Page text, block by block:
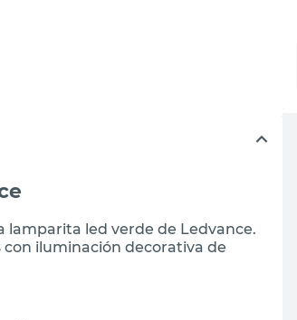
lamparita led verde de Ledvance.
iluminación decorativa de